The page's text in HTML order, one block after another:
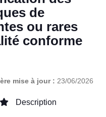
de
ou rares
conforme
mise à jour : 23/06/2026
Description